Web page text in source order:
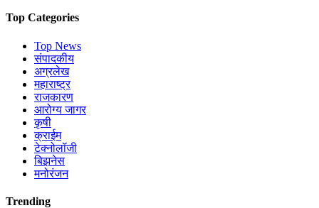
Top Categories
Top News
संपादकीय
अग्रलेख
महाराष्ट्र
राजकारण
आरोग्य जागर
कृषी
क्राईम
टेक्नोलॉजी
बिझनेस
मनोरंजन
Trending